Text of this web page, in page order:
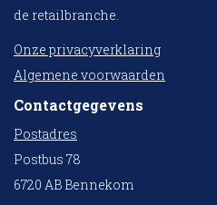
de retailbranche.
Onze privacyverklaring
Algemene voorwaarden
Contactgegevens
Postadres
Postbus 78
6720 AB Bennekom